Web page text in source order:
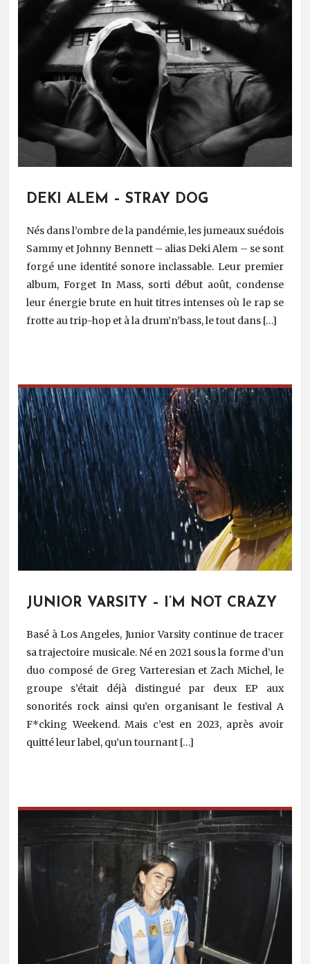
DEKI ALEM – STRAY DOG
Nés dans l’ombre de la pandémie, les jumeaux suédois
Sammy et Johnny Bennett – alias Deki Alem – se sont
forgé une identité sonore inclassable. Leur premier
album, Forget In Mass, sorti début août, condense
leur énergie brute en huit titres intenses où le rap se
frotte au trip-hop et à la drum’n’bass, le tout dans […]
JUNIOR VARSITY – I’M NOT CRAZY
Basé à Los Angeles, Junior Varsity continue de tracer
sa trajectoire musicale. Né en 2021 sous la forme d’un
duo composé de Greg Varteresian et Zach Michel, le
groupe s’était déjà distingué par deux EP aux
sonorités rock ainsi qu’en organisant le festival A
F*cking Weekend. Mais c’est en 2023, après avoir
quitté leur label, qu’un tournant […]